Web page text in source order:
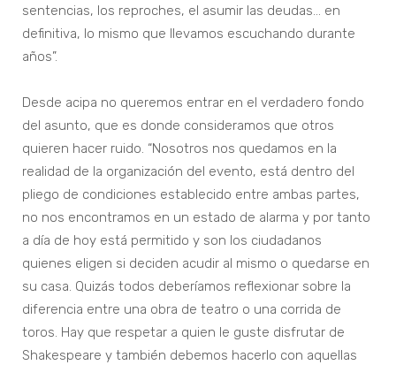
sentencias, los reproches, el asumir las deudas… en
definitiva, lo mismo que llevamos escuchando durante
años”.
Desde acipa no queremos entrar en el verdadero fondo
del asunto, que es donde consideramos que otros
quieren hacer ruido. “Nosotros nos quedamos en la
realidad de la organización del evento, está dentro del
pliego de condiciones establecido entre ambas partes,
no nos encontramos en un estado de alarma y por tanto
a día de hoy está permitido y son los ciudadanos
quienes eligen si deciden acudir al mismo o quedarse en
su casa. Quizás todos deberíamos reflexionar sobre la
diferencia entre una obra de teatro o una corrida de
toros. Hay que respetar a quien le guste disfrutar de
Shakespeare y también debemos hacerlo con aquellas